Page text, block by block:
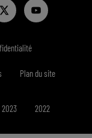
Plan du site
2023 2022